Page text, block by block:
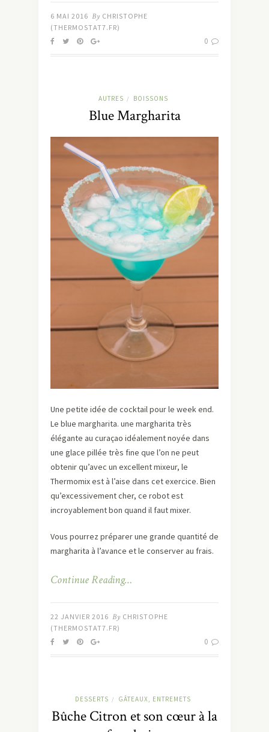
6 MAI 2016 By CHRISTOPHE
(THERMOSTAT7.FR)
0
AUTRES / BOISSONS
Blue Margharita
Une petite idée de cocktail pour le week end.
Le blue margharita. une margharita très
élégante au curaçao idéalement noyée dans
une glace pillée très fine que l’on ne peut
obtenir qu’avec un excellent mixeur, le
Thermomix est à l’aise dans cet exercice. Bien
qu’excessivement cher, ce robot est
incroyablement bon quand il faut mixer.
Vous pourrez préparer une grande quantité de
margharita à l’avance et le conserver au frais.
Continue Reading…
22 JANVIER 2016 By CHRISTOPHE
(THERMOSTAT7.FR)
0
DESSERTS / GÂTEAUX, ENTREMETS
Bûche Citron et son cœur à la